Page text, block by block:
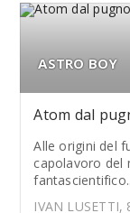
ASTRO BOY
Atom dal
Alle origini del
capolavoro del
IVAN LUSETTI,